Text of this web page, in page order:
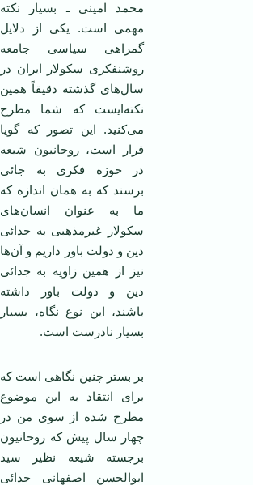
محمد امینی ـ بسیار نکته
مهمی است. یکی از دلایل
گمراهی سیاسی جامعه
روشنفکری سکولار ایران در
سال‌های گذشته دقیقاً همین
نکته‌ایست که شما مطرح
می‌کنید. این تصور که گویا
قرار است، روحانیون شیعه
در حوزه فکری به جائی
برسند که به‌‌‌ همان اندازه که
ما به عنوان انسان‌های
سکولار غیرمذهبی به جدائی
دین و دولت باور داریم و آن‌ها
نیز از همین زاویه به جدائی
دین و دولت باور داشته
باشند، این نوع نگاه، بسیار
بسیار نادرست است.
بر بستر چنین نگاهی است که
برای انتقاد به این موضوع
مطرح شده از سوی من در
چهار سال پیش که روحانیون
برجسته شیعه نظیر سید
ابوالحسن اصفهانی جدائی